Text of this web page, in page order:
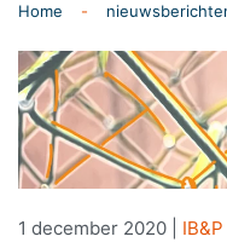
Home
1 december 2020 IB&P